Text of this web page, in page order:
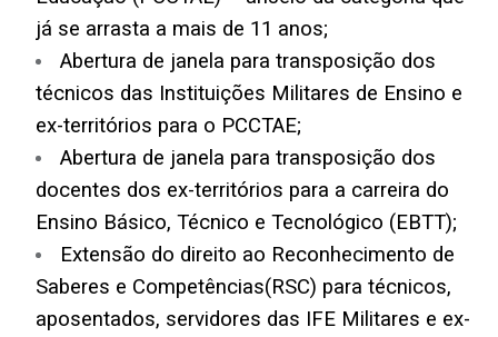
já se arrasta a mais de 11 anos;
Abertura de janela para transposição dos
técnicos das Instituições Militares de Ensino e
ex-territórios para o PCCTAE;
Abertura de janela para transposição dos
docentes dos ex-territórios para a carreira do
Ensino Básico, Técnico e Tecnológico (EBTT);
Extensão do direito ao Reconhecimento de
Saberes e Competências(RSC) para técnicos,
aposentados, servidores das IFE Militares e ex-